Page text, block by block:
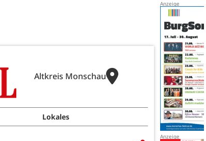
Altkreis Monschau
Lokales